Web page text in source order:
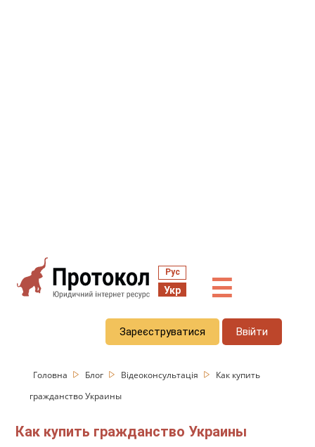
Рус
Укр ☰
Зареєструватися Ввійти
Головна Блог Відеоконсультація
Как купить
гражданство Украины
Как купить гражданство Украины